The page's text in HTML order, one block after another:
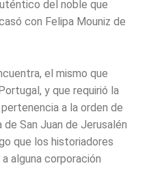
del noble que
con Felipa Mouniz de
el mismo que
y que requirió la
a la orden de
San Juan de Jerusalén
que los historiadores
alguna corporación